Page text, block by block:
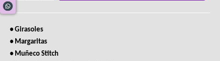
• Girasoles
• Margaritas
• Muñeco Stitch